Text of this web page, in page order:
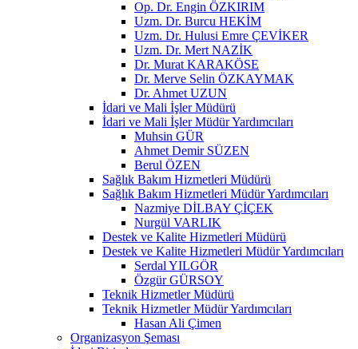
Op. Dr. Engin ÖZKIRIM
Uzm. Dr. Burcu HEKİM
Uzm. Dr. Hulusi Emre ÇEVİKER
Uzm. Dr. Mert NAZİK
Dr. Murat KARAKÖSE
Dr. Merve Selin ÖZKAYMAK
Dr. Ahmet UZUN
İdari ve Mali İşler Müdürü
İdari ve Mali İşler Müdür Yardımcıları
Muhsin GÜR
Ahmet Demir SÜZEN
Berul ÖZEN
Sağlık Bakım Hizmetleri Müdürü
Sağlık Bakım Hizmetleri Müdür Yardımcıları
Nazmiye DİLBAY ÇİÇEK
Nurgül VARLIK
Destek ve Kalite Hizmetleri Müdürü
Destek ve Kalite Hizmetleri Müdür Yardımcıları
Serdal YILGÖR
Özgür GÜRSOY
Teknik Hizmetler Müdürü
Teknik Hizmetler Müdür Yardımcıları
Hasan Ali Çimen
Organizasyon Şeması